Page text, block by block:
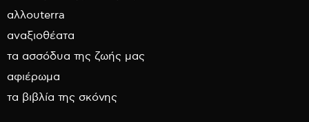
αλλουterra
αναξιοθέατα
τα ασσόδυα της ζωής μας
αφιέρωμα
τα βιβλία της σκόνης